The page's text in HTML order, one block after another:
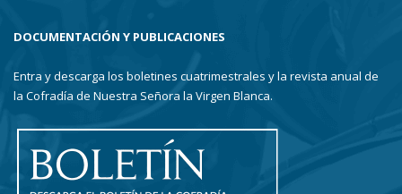
DOCUMENTACIÓN Y PUBLICACIONES
Entra y descarga los boletines cuatrimestrales y la revista anual de
la Cofradía de Nuestra Señora la Virgen Blanca.